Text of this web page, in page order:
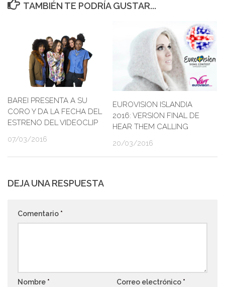
TAMBIÉN TE PODRÍA GUSTAR...
BAREI PRESENTA A SU
CORO Y DA LA FECHA DEL
ESTRENO DEL VIDEOCLIP
07/03/2016
EUROVISION ISLANDIA
2016: VERSION FINAL DE
HEAR THEM CALLING
20/03/2016
DEJA UNA RESPUESTA
Comentario *
Nombre * Correo electrónico *